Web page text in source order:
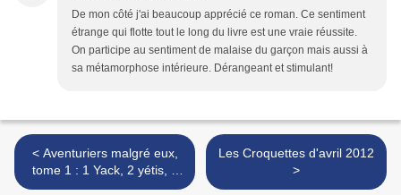
De mon côté j'ai beaucoup apprécié ce roman. Ce sentiment
étrange qui flotte tout le long du livre est une vraie réussite.
On participe au sentiment de malaise du garçon mais aussi à
sa métamorphose intérieure. Dérangeant et stimulant!
< Aventuriers malgré eux,
tome 1 : 1 Yack, 2 yétis, 3
explorateurs - C. Alexander
Les Croquettes d'avril 2012
>